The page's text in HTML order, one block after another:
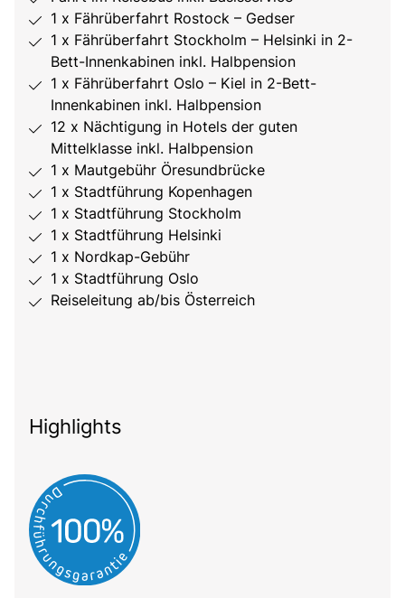
1 x Fährüberfahrt Rostock – Gedser
1 x Fährüberfahrt Stockholm – Helsinki in 2-
Bett-Innenkabinen inkl. Halbpension
1 x Fährüberfahrt Oslo – Kiel in 2-Bett-
Innenkabinen inkl. Halbpension
12 x Nächtigung in Hotels der guten
Mittelklasse inkl. Halbpension
1 x Mautgebühr Öresundbrücke
1 x Stadtführung Kopenhagen
1 x Stadtführung Stockholm
1 x Stadtführung Helsinki
1 x Nordkap-Gebühr
1 x Stadtführung Oslo
Reiseleitung ab/bis Österreich
Highlights